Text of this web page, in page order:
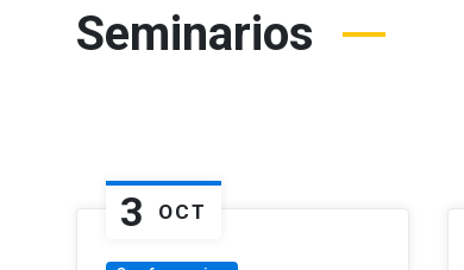
Seminarios
3 OCT